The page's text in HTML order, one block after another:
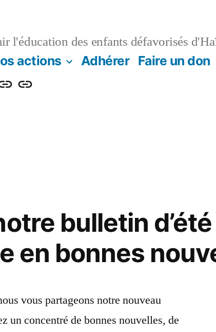
l'éducation des enfants défavorisés
actions Adhérer Faire un don
Projet
l’Institution
Notre
Dame
Petits
bulletin
en bonnes
vous partageons notre nouveau
un concentré de bonnes nouvelles, de